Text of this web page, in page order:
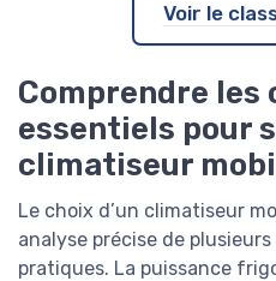
Voir le
Comprendre les
essentiels pour
climatiseur
Le choix d’un climatiseur
analyse précise de
pratiques. La puissance